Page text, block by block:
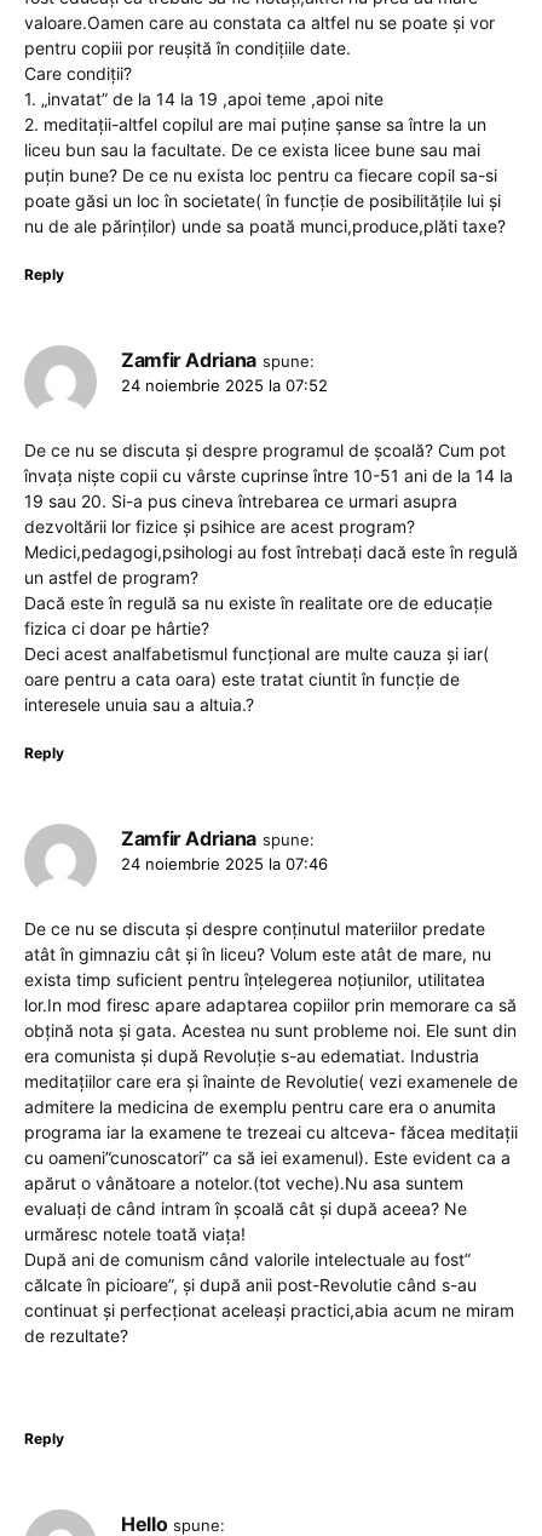
valoare.Oamen care au constata ca altfel nu se poate și vor
pentru copiii por reușită în condițiile date.
Care condiții?
1. „invatat” de la 14 la 19 ,apoi teme ,apoi nite
2. meditații-altfel copilul are mai puține șanse sa între la un
liceu bun sau la facultate. De ce exista licee bune sau mai
puțin bune? De ce nu exista loc pentru ca fiecare copil sa-si
poate găsi un loc în societate( în funcție de posibilitățile lui și
nu de ale părinților) unde sa poată munci,produce,plăti taxe?
Reply
Zamfir Adriana spune:
24 noiembrie 2025 la 07:52
De ce nu se discuta și despre programul de școală? Cum pot
învața niște copii cu vârste cuprinse între 10-51 ani de la 14 la
19 sau 20. Si-a pus cineva întrebarea ce urmari asupra
dezvoltării lor fizice și psihice are acest program?
Medici,pedagogi,psihologi au fost întrebați dacă este în regulă
un astfel de program?
Dacă este în regulă sa nu existe în realitate ore de educație
fizica ci doar pe hârtie?
Deci acest analfabetismul funcțional are multe cauza și iar(
oare pentru a cata oara) este tratat ciuntit în funcție de
interesele unuia sau a altuia.?
Reply
Zamfir Adriana spune:
24 noiembrie 2025 la 07:46
De ce nu se discuta și despre conținutul materiilor predate
atât în gimnaziu cât și în liceu? Volum este atât de mare, nu
exista timp suficient pentru înțelegerea noțiunilor, utilitatea
lor.In mod firesc apare adaptarea copiilor prin memorare ca să
obțină nota și gata. Acestea nu sunt probleme noi. Ele sunt din
era comunista și după Revoluție s-au edematiat. Industria
meditațiilor care era și înainte de Revolutie( vezi examenele de
admitere la medicina de exemplu pentru care era o anumita
programa iar la examene te trezeai cu altceva- făcea meditații
cu oameni”cunoscatori” ca să iei examenul). Este evident ca a
apărut o vânătoare a notelor.(tot veche).Nu asa suntem
evaluați de când intram în școală cât și după aceea? Ne
urmăresc notele toată viața!
După ani de comunism când valorile intelectuale au fost”
călcate în picioare”, și după anii post-Revolutie când s-au
continuat și perfecționat aceleași practici,abia acum ne miram
de rezultate?
Reply
Hello spune: